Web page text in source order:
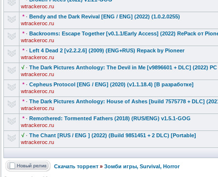
wtrackeroc.ru
* · Bendy and the Dark Revival [ENG / ENG] (2022) (1.0.2.0255)
wtrackeroc.ru
* · Backrooms: Escape Together [v0.1.1/Early Access] (2022) RePack от
wtrackeroc.ru
* · Left 4 Dead 2 [v2.2.2.6] (2009) (ENG+RUS) Repack by Pioneer
wtrackeroc.ru
√ · The Dark Pictures Anthology: The Devil in Me [v9896601 + DLC] (2022)
wtrackeroc.ru
* · Cepheus Protocol [ENG / ENG] (2020) (v1.1.18.4) [В разработке]
wtrackeroc.ru
* · The Dark Pictures Anthology: House of Ashes [build 7575778 + DLC]
wtrackeroc.ru
* · Remothered: Tormented Fathers (2018) (RUS/ENG) v1.5.1-GOG
wtrackeroc.ru
√ · The Chant [RUS / ENG ] (2022) (Build 9851451 + 2 DLC) [Portable]
wtrackeroc.ru
Скачать торрент » Зомби игры, Survival, Horror